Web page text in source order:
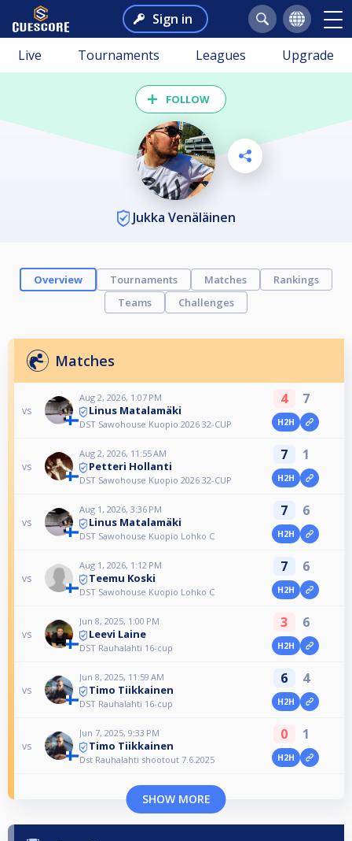
Sign in
Live Tournaments Leagues Upgrade
FOLLOW
Jukka Venäläinen
Overview Tournaments Matches
Rankings
Teams
Challenges
Matches
vs
Aug 2, 2026, 1:07 PM
Linus Matalamäki
DST Sawohouse Kuopio 2026 32-CUP
4 7
H2H
vs
Aug 2, 2026, 11:55 AM
Petteri Hollanti
DST Sawohouse Kuopio 2026 32-CUP
7 1
H2H
vs
Aug 1, 2026, 3:36 PM
Linus Matalamäki
DST Sawohouse Kuopio Lohko C
7 6
H2H
vs
Aug 1, 2026, 1:12 PM
Teemu Koski
DST Sawohouse Kuopio Lohko C
7 6
H2H
vs
Jun 8, 2025, 1:00 PM
Leevi Laine
DST Rauhalahti 16-cup
3 6
H2H
vs
Jun 8, 2025, 11:59 AM
Timo Tiikkainen
DST Rauhalahti 16-cup
6 4
H2H
vs
Jun 7, 2025, 9:33 PM
Timo Tiikkainen
Dst Rauhalahti shootout 7.6.2025
0 1
H2H
SHOW MORE